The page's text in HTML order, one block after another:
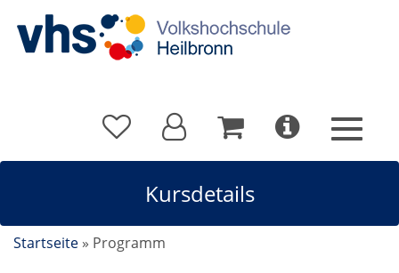
Kursdetails
Startseite » Programm